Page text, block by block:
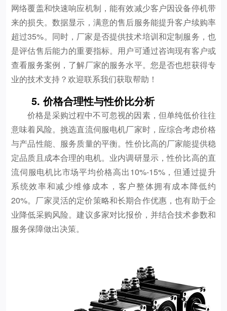
网络覆盖和快速响应机制，能有效减少客户因设备停机带
来的损失。数据显示，满意的售后服务能提升客户续购率
超过35%。同时，厂家是否提供技术培训和定制服务，也
是评估售后能力的重要指标。用户可通过咨询现有客户或
查看服务案例，了解厂家的服务水平。您是否也想获得专
业的技术支持？欢迎联系我们获取帮助！
5. 价格合理性与性价比分析
价格是采购过程中不可忽视的因素，但单纯低价往往
意味着风险。挑选直流伺服电机厂家时，应综合考虑价格
与产品性能、服务质量的平衡。性价比高的厂家能提供稳
定品质且成本合理的电机。业内调研显示，性价比高的直
流伺服电机比市场平均价格高出10%-15%，但通过提升
系统效率和减少维修成本，客户整体拥有成本降低约
20%。厂家灵活的定价策略和长期合作优惠，也有助于企
业降低采购风险。建议多家对比报价，并结合技术参数和
服务保障做出决策。